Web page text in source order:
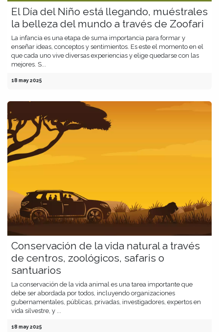
El Día del Niño está llegando, muéstrales
la belleza del mundo a través de Zoofari
La infancia es una etapa de suma importancia para formar y
enseñar ideas, conceptos y sentimientos. Es este el momento en el
que cada uno vive diversas experiencias y elige quedarse con las
mejores. S...
18 may 2025
Conservación de la vida natural a través
de centros, zoológicos, safaris o
santuarios
La conservación de la vida animal es una tarea importante que
debe ser abordada por todos, incluyendo organizaciones
gubernamentales, públicas, privadas, investigadores, expertos en
vida silvestre, y ...
18 may 2025